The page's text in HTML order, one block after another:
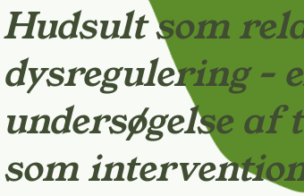
Hudsult som
dysregulering –
undersøgelse
som